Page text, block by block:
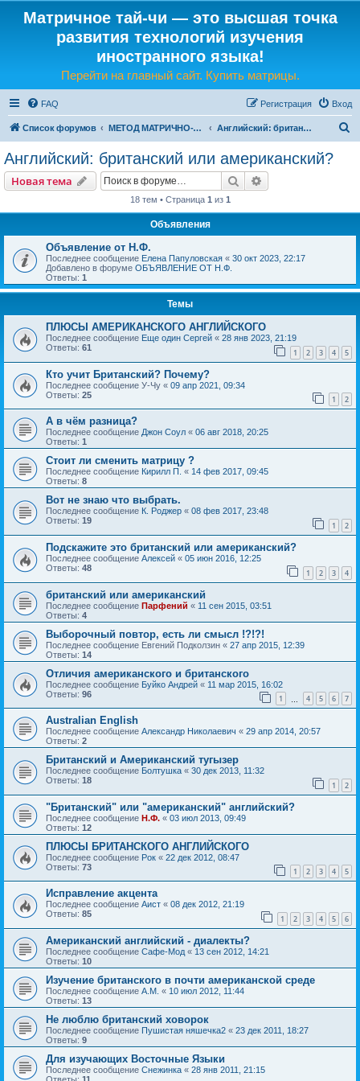
Матричное тай-чи — это высшая точка
развития технологий изучения
иностранного языка!
Перейти на главный сайт. Купить матрицы.
FAQ Вход
Регистрация
Список форумов МЕТОД МАТРИЧНО-ЯЗЫКОВОГО ТАЙ-ЧИ Английский: британский или американский?
Английский: британский или американский?
Новая тема Поиск
18 тем • Страница 1 из 1
Объявления
Объявление от Н.Ф.
Последнее сообщение Елена Папуловская « 30 окт 2023, 22:17
Добавлено в форуме ОБЪЯВЛЕНИЕ ОТ Н.Ф.
Ответы: 1
Темы
ПЛЮСЫ АМЕРИКАНСКОГО АНГЛИЙСКОГО
Последнее сообщение Еще один Сергей « 28 янв 2023, 21:19
Ответы: 61 1 2 3 4 5
Кто учит Британский? Почему?
Последнее сообщение У-Чу « 09 апр 2021, 09:34
Ответы: 25 1 2
А в чём разница?
Последнее сообщение Джон Соул « 06 авг 2018, 20:25
Ответы: 1
Стоит ли сменить матрицу ?
Последнее сообщение Кирилл П. « 14 фев 2017, 09:45
Ответы: 8
Вот не знаю что выбрать.
Последнее сообщение К. Роджер « 08 фев 2017, 23:48
Ответы: 19 1 2
Подскажите это британский или американский?
Последнее сообщение Алексей « 05 июн 2016, 12:25
Ответы: 48 1 2 3 4
британский или американский
Последнее сообщение Парфений « 11 сен 2015, 03:51
Ответы: 4
Выборочный повтор, есть ли смысл !?!?!
Последнее сообщение Евгений Подколзин « 27 апр 2015, 12:39
Ответы: 14
Отличия американского и британского
Последнее сообщение Буйко Андрей « 11 мар 2015, 16:02
Ответы: 96 1 4 5 6 7
Australian English
Последнее сообщение Александр Николаевич « 29 апр 2014, 20:57
Ответы: 2
Британский и Американский тугызер
Последнее сообщение Болтушка « 30 дек 2013, 11:32
Ответы: 18 1 2
"Британский" или "американский" английский?
Последнее сообщение Н.Ф. « 03 июл 2013, 09:49
Ответы: 12
ПЛЮСЫ БРИТАНСКОГО АНГЛИЙСКОГО
Последнее сообщение Рок « 22 дек 2012, 08:47
Ответы: 73 1 2 3 4 5
Исправление акцента
Последнее сообщение Аист « 08 дек 2012, 21:19
Ответы: 85 1 2 3 4 5 6
Американский английский - диалекты?
Последнее сообщение Сафе-Мод « 13 сен 2012, 14:21
Ответы: 10
Изучение британского в почти американской среде
Последнее сообщение А.М. « 10 июл 2012, 11:44
Ответы: 13
Не люблю британский ховорок
Последнее сообщение Пушистая няшечка2 « 23 дек 2011, 18:27
Ответы: 9
Для изучающих Восточные Языки
Последнее сообщение Снежинка « 28 янв 2011, 21:15